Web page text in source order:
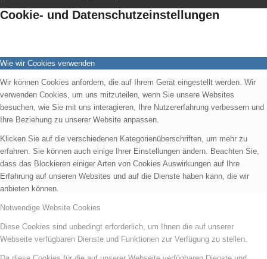
Cookie- und Datenschutzeinstellungen
Wie wir Cookies verwenden
Wir können Cookies anfordern, die auf Ihrem Gerät eingestellt werden. Wir
verwenden Cookies, um uns mitzuteilen, wenn Sie unsere Websites
besuchen, wie Sie mit uns interagieren, Ihre Nutzererfahrung verbessern und
Ihre Beziehung zu unserer Website anpassen.
Klicken Sie auf die verschiedenen Kategorienüberschriften, um mehr zu
erfahren. Sie können auch einige Ihrer Einstellungen ändern. Beachten Sie,
dass das Blockieren einiger Arten von Cookies Auswirkungen auf Ihre
Erfahrung auf unseren Websites und auf die Dienste haben kann, die wir
anbieten können.
Notwendige Website Cookies
Diese Cookies sind unbedingt erforderlich, um Ihnen die auf unserer
Webseite verfügbaren Dienste und Funktionen zur Verfügung zu stellen.